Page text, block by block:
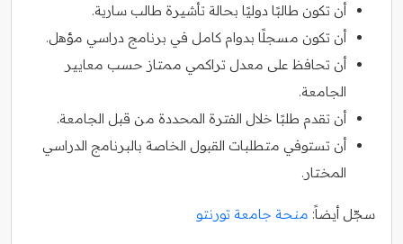
أن تكون طالبًا دوليًا بحالة تأشيرة طالب سارية.
أن تكون مسجلًا بدوام كامل في برنامج دراسي مؤهل.
أن تحافظ على معدل تراكمي ممتاز حسب معايير
الجامعة.
أن تقدم طلبًا خلال الفترة المحددة من قبل الجامعة.
أن تستوفي متطلبات القبول الخاصة بالبرنامج الدراسي
المختار.
سجّل أيضاً: منحة جامعة تورنتو